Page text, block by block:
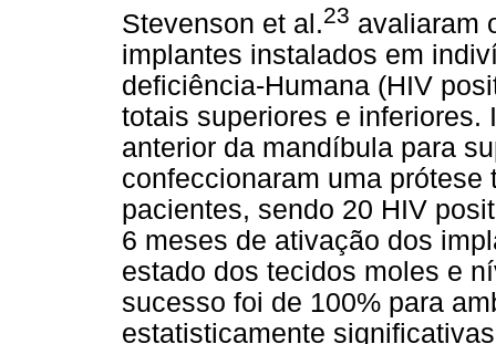
Stevenson et al.23 avaliaram
implantes instalados em
deficiência-Humana (HIV
totais superiores e inferiores.
anterior da mandíbula para
confeccionaram uma
pacientes, sendo 20 HIV
6 meses de ativação dos
estado dos tecidos moles e
sucesso foi de 100% para
estatisticamente